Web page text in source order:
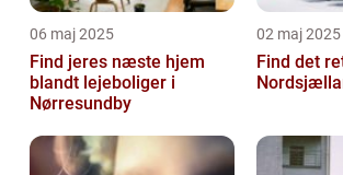
06 maj 2025
Find jeres næste hjem
blandt lejeboliger i
Nørresundby
02 maj 2025
Find det